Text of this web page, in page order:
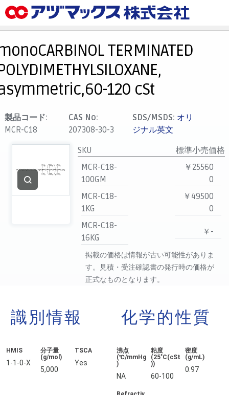
メニュー
お気に入り
カート
マイアカウント
主要取扱ブランド
代理店一覧
見積発行
TERMINATED
120 cSt
製品コード:
MCR-C18
CAS No:
207308-30-3
SDS/MSDS: オリ
ジナル英文
SKU
標準小売価格
MCR-C18-
100GM
￥25560
0
MCR-C18-
1KG
￥49500
0
MCR-C18-
16KG
￥-
掲載の価格は情報が古い可能性がありま
す。見積・受注確認書の発行時の価格が
正式なものとなります。
識別情報
HMIS
1-1-0-X
分子量
(g/mol)
5,000
TSCA
Yes
化学的性質
沸点
(℃/mmHg
)
NA
粘度
(25˚C(cSt
))
60-100
密度
(g/mL)
0.97